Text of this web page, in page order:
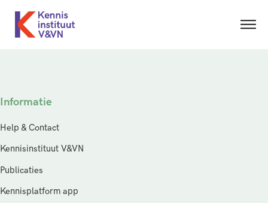
Informatie
Help & Contact
Kennisinstituut V&VN
Publicaties
Kennisplatform app